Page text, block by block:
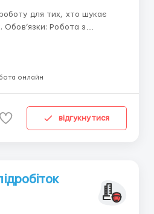
для тих, хто шукає
Обов’язки: Робота з
через месенджери. Надання
до кандидата: Наявність
доступ до мережі інтернет.
онлайн
відгукнутися